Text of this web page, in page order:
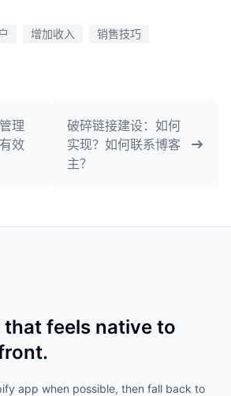
增加收入
销售技巧
理
效
破碎链接建设：如何
实现？如何联系博客
主？
feels native to
app when possible, then fall back to